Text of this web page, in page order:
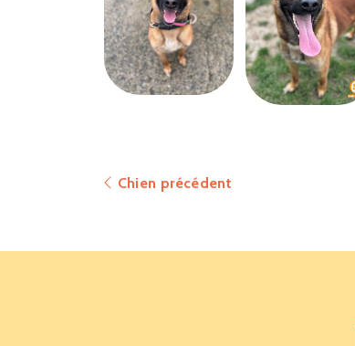
Chien précédent